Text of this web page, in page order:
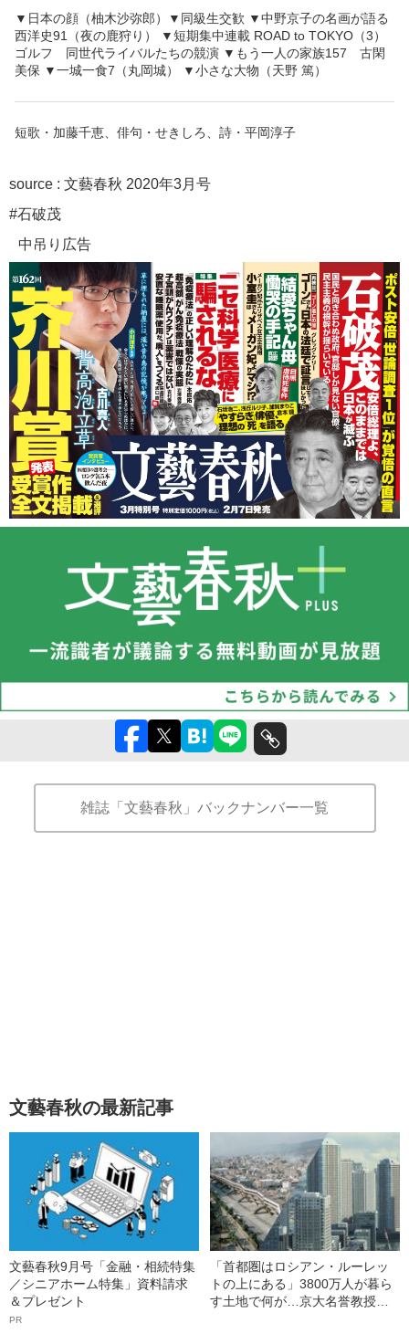
▼日本の顔（柚木沙弥郎）▼同級生交歓 ▼中野京子の名画が語る
西洋史91（夜の鹿狩り） ▼短期集中連載 ROAD to TOKYO（3）
ゴルフ 同世代ライバルたちの競演 ▼もう一人の家族157 古閑
美保 ▼一城一食7（丸岡城） ▼小さな大物（天野 篤）
短歌・加藤千恵、俳句・せきしろ、詩・平岡淳子
source : 文藝春秋 2020年3月号
#石破茂
中吊り広告
雑誌「文藝春秋」バックナンバー一覧
文藝春秋の最新記事
文藝春秋9月号「金融・相続特集
／シニアホーム特集」資料請求
＆プレゼント
PR
「首都圏はロシアン・ルーレッ
トの上にある」3800万人が暮ら
す土地で何が…京大名誉教授が